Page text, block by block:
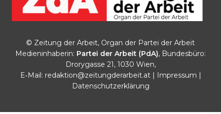
© Zeitung der Arbeit, Organ der Partei der Arbeit
Medieninhaberin: Partei der Arbeit (PdA), Bundesbüro:
Drorygasse 21, 1030 Wien,
E‑Mail: redaktion@zeitungderarbeit.at| Impressum |
Datenschutzerklärung